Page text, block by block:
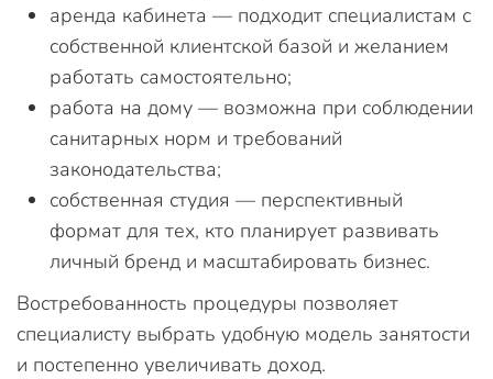
аренда кабинета — подходит специалистам с
собственной клиентской базой и желанием
работать самостоятельно;
работа на дому — возможна при соблюдении
санитарных норм и требований
законодательства;
собственная студия — перспективный
формат для тех, кто планирует развивать
личный бренд и масштабировать бизнес.
Востребованность процедуры позволяет
специалисту выбрать удобную модель занятости
и постепенно увеличивать доход.